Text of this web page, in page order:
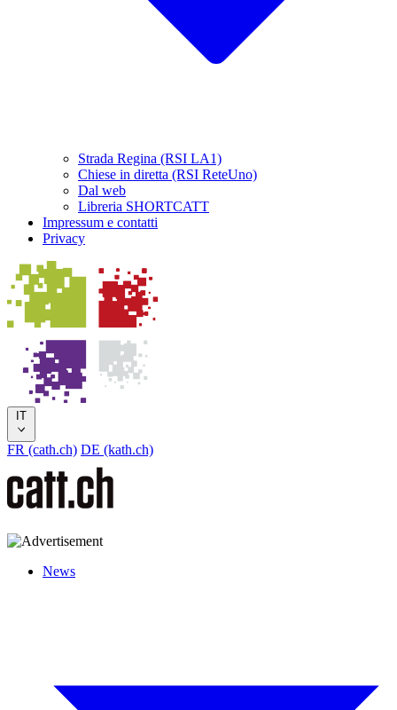
Strada Regina (RSI LA1)
Chiese in diretta (RSI ReteUno)
Dal web
Libreria SHORTCATT
Impressum e contatti
Privacy
IT
FR (cath.ch) DE (kath.ch)
News